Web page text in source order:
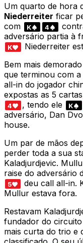
Um quarto de hora
Niederreiter ficar
com
K 4
adversário partia à
K
Niederreiter
Bem mais
que terminou com a
all-in do jogador
expostas as 5
4
, tendo ele K
adversário, Dan
house.
Um par de mãos
perder toda a sua
Kaladjurdjevic.
raise do adversário
5
deu call all-in.
Mullur estava fora.
Restavam
fundador do
mais curta do trio e